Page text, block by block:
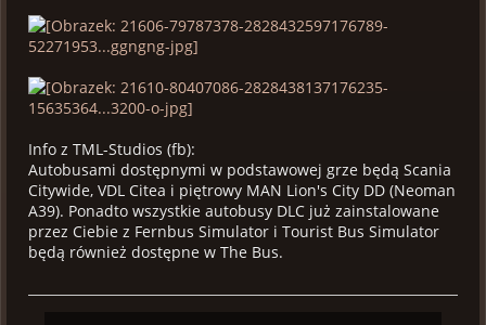
Info z TML-Studios (fb):
Autobusami dostępnymi w podstawowej grze będą Scania
Citywide, VDL Citea i piętrowy MAN Lion's City DD (Neoman
A39). Ponadto wszystkie autobusy DLC już zainstalowane
przez Ciebie z Fernbus Simulator i Tourist Bus Simulator
będą również dostępne w The Bus.